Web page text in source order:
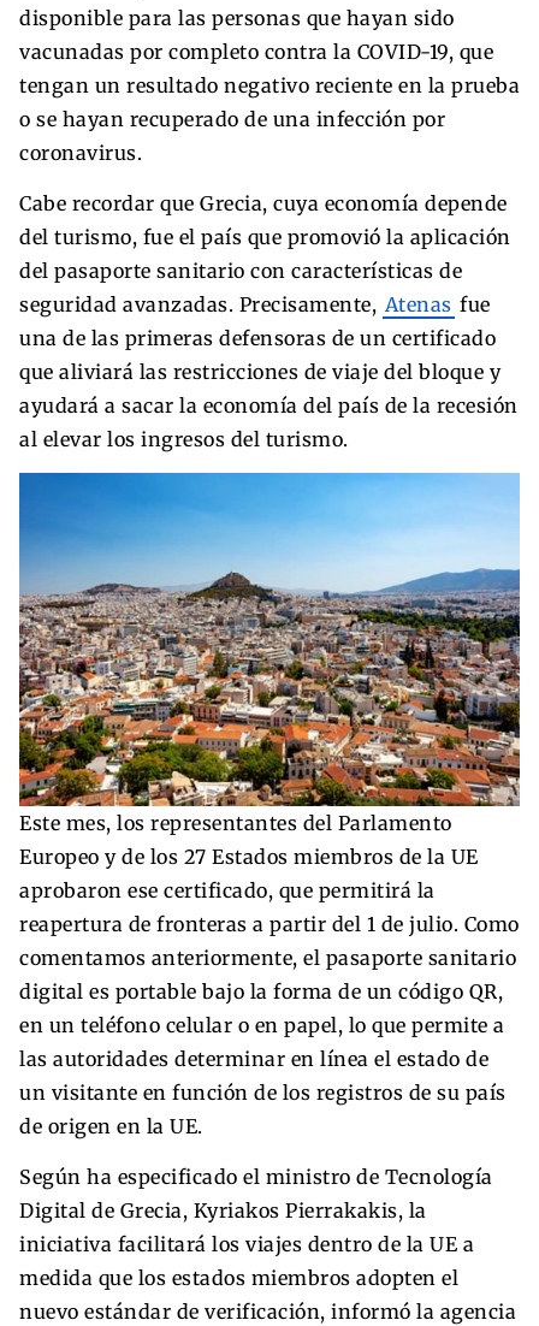
disponible para las personas que hayan sido
vacunadas por completo contra la COVID-19, que
tengan un resultado negativo reciente en la prueba
o se hayan recuperado de una infección por
coronavirus.
Cabe recordar que Grecia, cuya economía depende
del turismo, fue el país que promovió la aplicación
del pasaporte sanitario con características de
seguridad avanzadas. Precisamente, Atenas fue
una de las primeras defensoras de un certificado
que aliviará las restricciones de viaje del bloque y
ayudará a sacar la economía del país de la recesión
al elevar los ingresos del turismo.
Este mes, los representantes del Parlamento
Europeo y de los 27 Estados miembros de la UE
aprobaron ese certificado, que permitirá la
reapertura de fronteras a partir del 1 de julio. Como
comentamos anteriormente, el pasaporte sanitario
digital es portable bajo la forma de un código QR,
en un teléfono celular o en papel, lo que permite a
las autoridades determinar en línea el estado de
un visitante en función de los registros de su país
de origen en la UE.
Según ha especificado el ministro de Tecnología
Digital de Grecia, Kyriakos Pierrakakis, la
iniciativa facilitará los viajes dentro de la UE a
medida que los estados miembros adopten el
nuevo estándar de verificación, informó la agencia